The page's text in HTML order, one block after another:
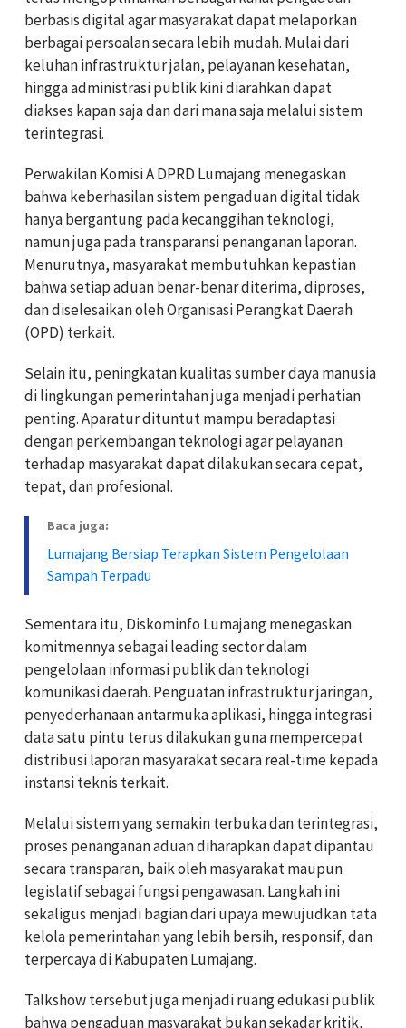
berbasis digital agar masyarakat dapat melaporkan
berbagai persoalan secara lebih mudah. Mulai dari
keluhan infrastruktur jalan, pelayanan kesehatan,
hingga administrasi publik kini diarahkan dapat
diakses kapan saja dan dari mana saja melalui sistem
terintegrasi.
Perwakilan Komisi A DPRD Lumajang menegaskan
bahwa keberhasilan sistem pengaduan digital tidak
hanya bergantung pada kecanggihan teknologi,
namun juga pada transparansi penanganan laporan.
Menurutnya, masyarakat membutuhkan kepastian
bahwa setiap aduan benar-benar diterima, diproses,
dan diselesaikan oleh Organisasi Perangkat Daerah
(OPD) terkait.
Selain itu, peningkatan kualitas sumber daya manusia
di lingkungan pemerintahan juga menjadi perhatian
penting. Aparatur dituntut mampu beradaptasi
dengan perkembangan teknologi agar pelayanan
terhadap masyarakat dapat dilakukan secara cepat,
tepat, dan profesional.
Baca juga:
Lumajang Bersiap Terapkan Sistem Pengelolaan
Sampah Terpadu
Sementara itu, Diskominfo Lumajang menegaskan
komitmennya sebagai leading sector dalam
pengelolaan informasi publik dan teknologi
komunikasi daerah. Penguatan infrastruktur jaringan,
penyederhanaan antarmuka aplikasi, hingga integrasi
data satu pintu terus dilakukan guna mempercepat
distribusi laporan masyarakat secara real-time kepada
instansi teknis terkait.
Melalui sistem yang semakin terbuka dan terintegrasi,
proses penanganan aduan diharapkan dapat dipantau
secara transparan, baik oleh masyarakat maupun
legislatif sebagai fungsi pengawasan. Langkah ini
sekaligus menjadi bagian dari upaya mewujudkan tata
kelola pemerintahan yang lebih bersih, responsif, dan
terpercaya di Kabupaten Lumajang.
Talkshow tersebut juga menjadi ruang edukasi publik
bahwa pengaduan masyarakat bukan sekadar kritik,